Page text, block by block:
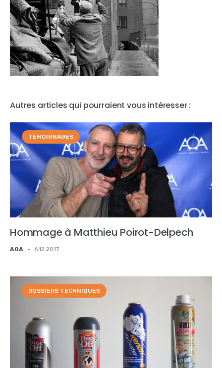
Autres articles qui pourraient vous intéresser :
TÉMOIGNAGES
Hommage à Matthieu Poirot-Delpech
AOA - 6.12.2017
DOSSIERS TECHNIQUES